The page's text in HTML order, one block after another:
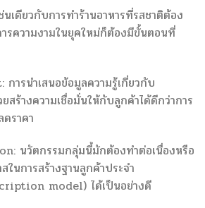
นเดียวกับการทำร้านอาหารที่รสชาติต้อง
รความงามในยุคใหม่ก็ต้องมีขั้นตอนที่
รนำเสนอข้อมูลความรู้เกี่ยวกับ
ยสร้างความเชื่อมั่นให้กับลูกค้าได้ดีกว่าการ
ราคา
นวัตกรรมกลุ่มนี้มักต้องทำต่อเนื่องหรือ
ในการสร้างฐานลูกค้าประจำ
model) ได้เป็นอย่างดี